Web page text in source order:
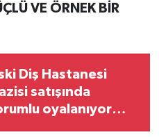
VE ÖRNEK BİR
Diş Hastanesi
satışında
oyalanıyor